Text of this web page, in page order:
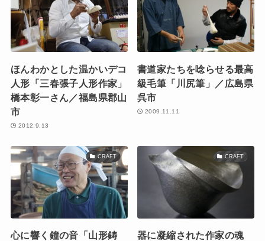
ほんわかとした温かいデコ
人形「三春張子人形作家」
橋本彰一さん／福島県郡山
市
2012.9.13
書道家たちを唸らせる最高
級毛筆「川尻筆」／広島県
呉市
2009.11.11
CRAFT
心に響く鐘の音「山形鋳
CRAFT
器に凝縮された作家の魂